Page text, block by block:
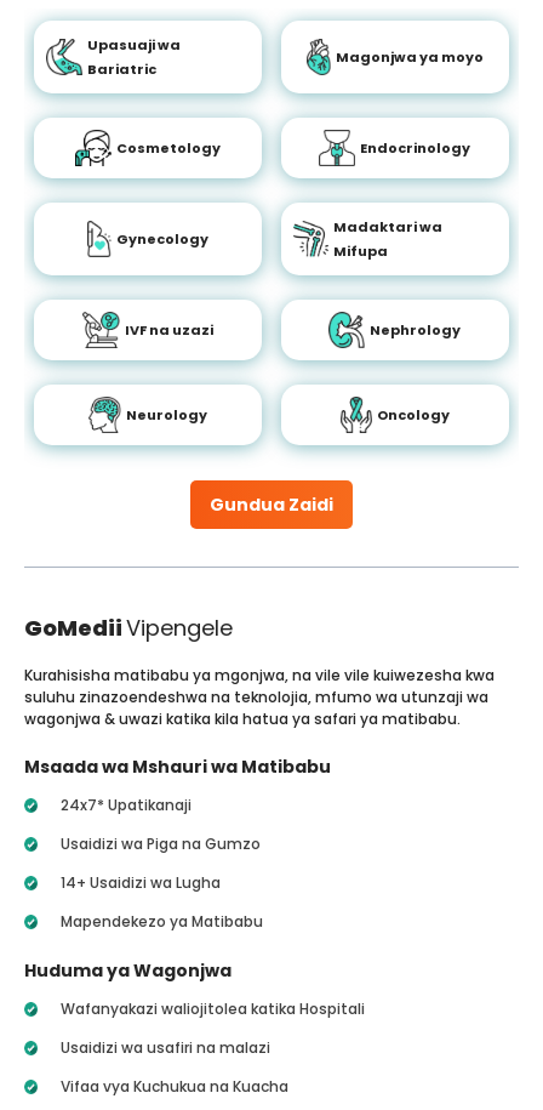
Gundua Zaidi
Upasuaji wa
Bariatric
Magonjwa ya moyo
Cosmetology Endocrinology
Gynecology
Madaktari wa
Mifupa
IVF na uzazi Nephrology
Neurology Oncology
GoMediiVipengele
Kurahisisha matibabu ya mgonjwa, na vile vile kuiwezesha kwa
suluhu zinazoendeshwa na teknolojia, mfumo wa utunzaji wa
wagonjwa & uwazi katika kila hatua ya safari ya matibabu.
Msaada wa Mshauri wa Matibabu
24x7* Upatikanaji
Usaidizi wa Piga na Gumzo
14+ Usaidizi wa Lugha
Mapendekezo ya Matibabu
Huduma ya Wagonjwa
Wafanyakazi waliojitolea katika Hospitali
Usaidizi wa usafiri na malazi
Vifaa vya Kuchukua na Kuacha